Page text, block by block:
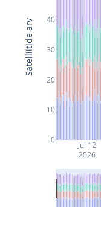
Jul 12
2026
0
10
20
30
40
Satelliitide arv